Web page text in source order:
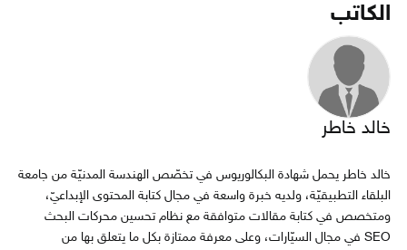
الكاتب
خالد خاطر
خالد خاطر يحمل شهادة البكالوريوس في تخصّص الهندسة المدنيّة من جامعة
البلقاء التطبيقيّة، ولديه خبرة واسعة في مجال كتابة المحتوى الإبداعيّ،
ومتخصص في كتابة مقالات متوافقة مع نظام تحسين محركات البحث
SEO في مجال السيّارات، وعلى معرفة ممتازة بكل ما يتعلق بها من